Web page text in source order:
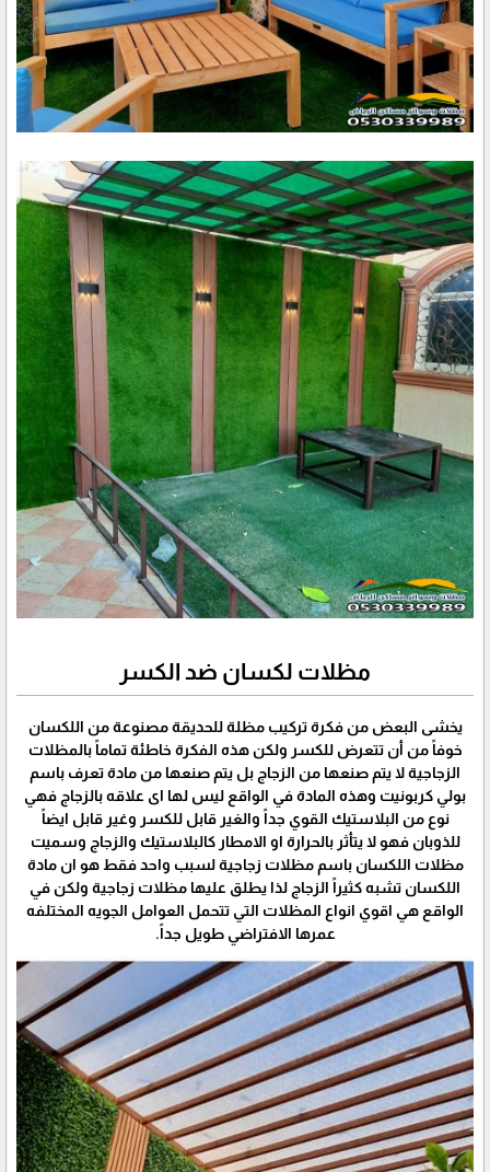
مظلات لكسان ضد الكسر
يخشى البعض من فكرة تركيب مظلة للحديقة مصنوعة من اللكسان
خوفاً من أن تتعرض للكسر ولكن هذه الفكرة خاطئة تماماً بالمظلات
الزجاجية لا يتم صنعها من الزجاج بل يتم صنعها من مادة تعرف باسم
بولي كربونيت وهذه المادة في الواقع ليس لها اى علاقه بالزجاج فهي
نوع من البلاستيك القوي جداً والغير قابل للكسر وغير قابل ايضاً
للذوبان فهو لا يتأثر بالحرارة او الامطار كالبلاستيك والزجاج وسميت
مظلات اللكسان باسم مظلات زجاجية لسبب واحد فقط هو ان مادة
اللكسان تشبه كثيراً الزجاج لذا يطلق عليها مظلات زجاجية ولكن في
الواقع هي اقوي انواع المظلات التي تتحمل العوامل الجويه المختلفه
عمرها الافتراضي طويل جداً.